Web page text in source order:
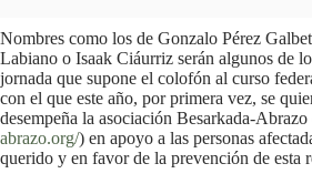
Nombres como los de Gonzalo Pérez
Labiano o Isaak Ciáurriz serán algunos de
jornada que supone el colofón al curso
con el que este año, por primera vez, se
desempeña la asociación Besarkada-Abrazo
abrazo.org/) en apoyo a las personas
querido y en favor de la prevención de esta